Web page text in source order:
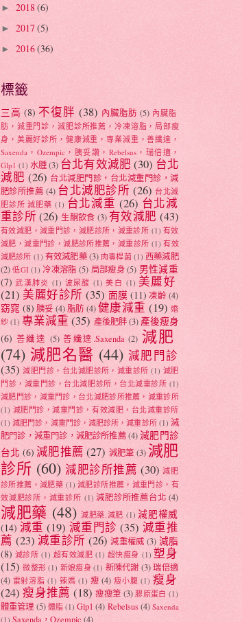
► 2018(6)
► 2017(5)
► 2016(36)
標籤
三高 (8) 不復胖 (38) 內臟脂肪 (5) 內臟脂
肪，減重門診，減肥診所推薦，冷凍溶脂，局部瘦
身，美麗好診所，健康減重，專業減重，善纖達，
Saxenda，Ozempic，胰妥讚，Rebelsus，瑞倍適，
Glp1 (1) 水腫 (3) 台北有效減肥 (30) 台北
減肥 (26) 台北減肥門診，台北減重門診，減
肥診所推薦 (4) 台北減肥診所 (26) 台北減
肥診所 減肥藥 (1) 台北減重 (26) 台北減
重診所 (26) 生酮飲食 (3) 有效減肥 (43)
有效減肥，減重門診，減肥診所，減重診所 (1) 有效
減肥，減重門診，減肥診所推薦，減重診所 (1) 有效
減肥診所 (1) 有效減肥藥 (3) 肉毒桿菌 (1) 西藥減肥
(2) 低GI (1) 冷凍溶脂 (5) 局部瘦身 (5) 男性減重
(7) 武漢肺炎 (1) 波尿酸 (1) 美白 (1) 美麗好
(21) 美麗好診所 (35) 面膜 (11) 凍齡 (4)
窈窕 (8) 胰妥 (4) 脂肪 (4) 健康減重 (19) 婚
紗 (1) 專業減重 (35) 產後肥胖 (3) 產後瘦身
(6) 善纖達 (5) 善纖達.Saxenda (2) 減肥
(74) 減肥名醫 (44) 減肥門診
(35) 減肥門診，台北減肥診所，減重診所 (1) 減肥
門診，減重門診，台北減肥診所，台北減重診所 (1)
減肥門診，減重門診，台北減肥診所推薦，減重診所
(1) 減肥門診，減重門診，有效減肥，台北減重診所
(1) 減肥門診，減重門診，減肥診所，減重診所 (1) 減
肥門診，減重門診，減肥診所推薦 (4) 減肥門診
台北 (6) 減肥推薦 (27) 減肥筆 (3) 減肥
診所 (60) 減肥診所推薦 (30) 減肥
診所推薦，減肥藥 (1) 減肥診所推薦，減重門診，有
效減肥診所，減重診所 (1) 減肥診所推薦台北 (4)
減肥藥 (48) 減肥藥.減肥 (1) 減肥權威
(14) 減重 (19) 減重門診 (35) 減重推
薦 (23) 減重診所 (26) 減重權威 (3) 減脂
(8) 減診所 (1) 超有效減肥 (1) 超快瘦身 (1) 塑身
(15) 微整形 (1) 新娘瘦身 (1) 新陳代謝 (3) 瑞倍適
(4) 雷射溶脂 (1) 辣媽 (1) 瘦 (4) 瘦小腹 (1) 瘦身
(24) 瘦身推薦 (18) 瘦瘦筆 (3) 膠原蛋白 (1)
體重管理 (5) 體脂 (1) Glp1 (4) Rebelsus (4) Saxenda
(1) Saxenda，Ozempic (4)